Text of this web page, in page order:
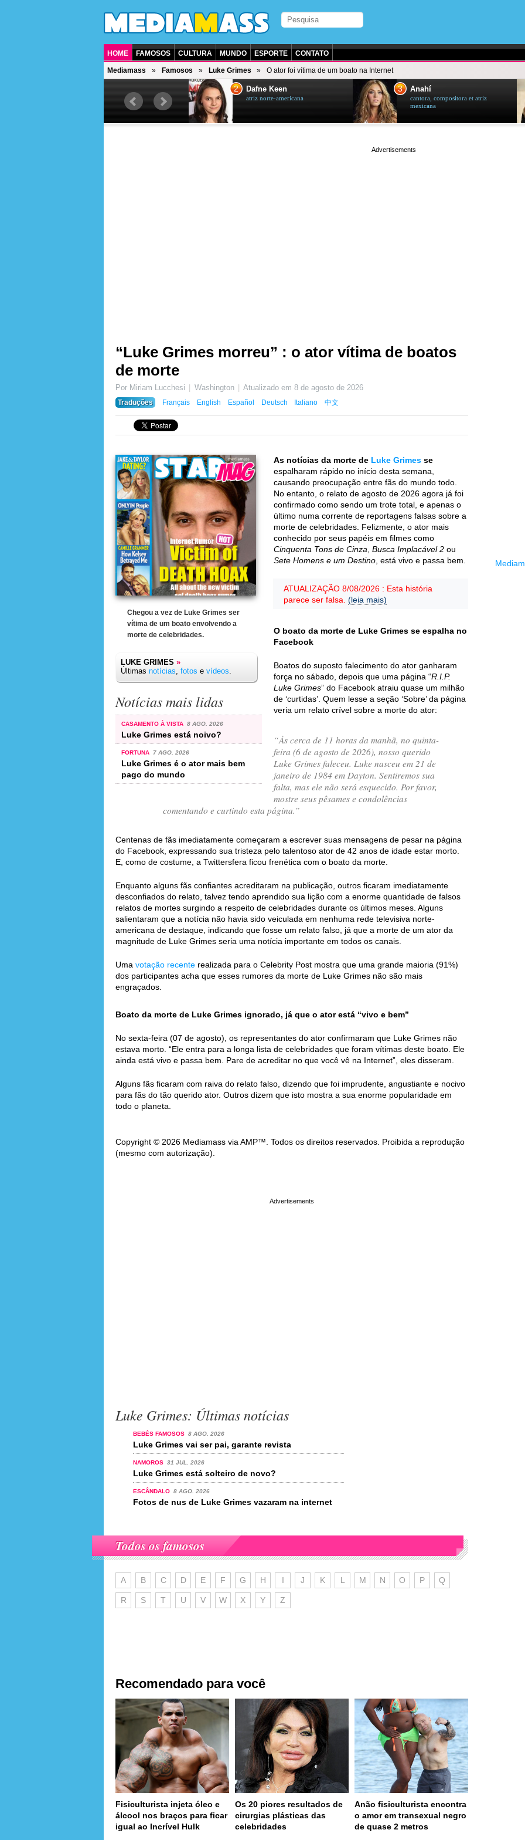
HOME FAMOSOS CULTURA MUNDO ESPORTE CONTATO
Mediamass Famosos Luke Grimes O ator foi vítima de um boato na Internet
2 Dafne Keen
atriz norte-americana
3 Anahí
cantora, compositora et atriz
mexicana
“Luke Grimes morreu” : o ator vítima de boatos
de morte
Por Miriam Lucchesi Washington Atualizado em8 de agosto de 2026
Traduções
Français English Español Deutsch Italiano 中文
Chegou a vez de Luke Grimes ser
vítima de um boato envolvendo a
morte de celebridades.
LUKE GRIMES »
Últimas notícias, fotos e vídeos.
Notícias mais lidas
CASAMENTO À VISTA 8 AGO. 2026
Luke Grimes está noivo?
FORTUNA 7 AGO. 2026
Luke Grimes é o ator mais bem
pago do mundo
As notícias da morte de Luke Grimes se
espalharam rápido no início desta semana,
causando preocupação entre fãs do mundo todo.
No entanto, o relato de agosto de 2026 agora já foi
confirmado como sendo um trote total, e apenas o
último numa corrente de reportagens falsas sobre a
morte de celebridades. Felizmente, o ator mais
conhecido por seus papéis em filmes como
Cinquenta Tons de Cinza Busca Implacável 2 ou
Sete Homens e um Destino , está vivo e passa bem.
ATUALIZAÇÃO 8/08/2026 : Esta história
parece ser falsa. (leia mais)
O boato da morte de Luke Grimes se espalha no
Facebook
Boatos do suposto falecimento do ator ganharam
força no sábado, depois que uma página “R.I.P.
Luke Grimes” do Facebook atraiu quase um milhão
de ‘curtidas’. Quem lesse a seção ‘Sobre’ da página
veria um relato crível sobre a morte do ator:
“Às cerca de 11 horas da manhã, no quinta-
feira (6 de agosto de 2026), nosso querido
Luke Grimes faleceu. Luke nasceu em 21 de
janeiro de 1984 em Dayton. Sentiremos sua
falta, mas ele não será esquecido. Por favor,
mostre seus pêsames e condolências
comentando e curtindo esta página.”
Centenas de fãs imediatamente começaram a escrever suas mensagens de pesar na página
do Facebook, expressando sua tristeza pelo talentoso ator de 42 anos de idade estar morto.
E, como de costume, a Twittersfera ficou frenética com o boato da morte.
Enquanto alguns fãs confiantes acreditaram na publicação, outros ficaram imediatamente
desconfiados do relato, talvez tendo aprendido sua lição com a enorme quantidade de falsos
relatos de mortes surgindo a respeito de celebridades durante os últimos meses. Alguns
salientaram que a notícia não havia sido veiculada em nenhuma rede televisiva norte-
americana de destaque, indicando que fosse um relato falso, já que a morte de um ator da
magnitude de Luke Grimes seria uma notícia importante em todos os canais.
Uma votação recente realizada para o Celebrity Post mostra que uma grande maioria (91%)
dos participantes acha que esses rumores da morte de Luke Grimes não são mais
engraçados.
Boato da morte de Luke Grimes ignorado, já que o ator está “vivo e bem”
No sexta-feira (07 de agosto), os representantes do ator confirmaram que Luke Grimes não
estava morto. “Ele entra para a longa lista de celebridades que foram vítimas deste boato. Ele
ainda está vivo e passa bem. Pare de acreditar no que você vê na Internet”, eles disseram.
Alguns fãs ficaram com raiva do relato falso, dizendo que foi imprudente, angustiante e nocivo
para fãs do tão querido ator. Outros dizem que isto mostra a sua enorme popularidade em
todo o planeta.
Copyright © 2026 Mediamass via AMP™. Todos os direitos reservados. Proibida a reprodução
(mesmo com autorização).
Luke Grimes: Últimas notícias
BEBÉS FAMOSOS 8 AGO. 2026
Luke Grimes vai ser pai, garante revista
NAMOROS 31 JUL. 2026
Luke Grimes está solteiro de novo?
ESCÂNDALO 8 AGO. 2026
Fotos de nus de Luke Grimes vazaram na internet
Todos os famosos
A B C D E F G H I J K L M N O P Q
R S T U V W X Y Z
Recomendado para você
Fisiculturista injeta óleo e
álcool nos braços para ficar
igual ao Incrível Hulk
Os 20 piores resultados de
cirurgias plásticas das
celebridades
Anão fisiculturista encontra
o amor em transexual negro
de quase 2 metros